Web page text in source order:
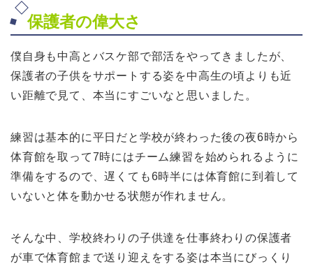
保護者の偉大さ
僕自身も中高とバスケ部で部活をやってきましたが、
保護者の子供をサポートする姿を中高生の頃よりも近
い距離で見て、本当にすごいなと思いました。
練習は基本的に平日だと学校が終わった後の夜6時から
体育館を取って7時にはチーム練習を始められるように
準備をするので、遅くても6時半には体育館に到着して
いないと体を動かせる状態が作れません。
そんな中、学校終わりの子供達を仕事終わりの保護者
が車で体育館まで送り迎えをする姿は本当にびっくり